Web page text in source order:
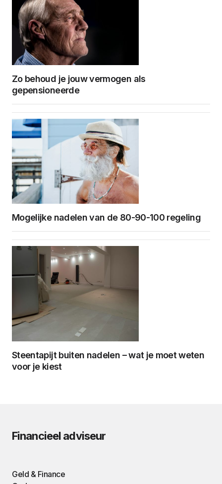
Zo behoud je jouw vermogen als
gepensioneerde
Mogelijke nadelen van de 80-90-100 regeling
Steentapijt buiten nadelen – wat je moet weten
voor je kiest
Financieel adviseur
Geld & Finance